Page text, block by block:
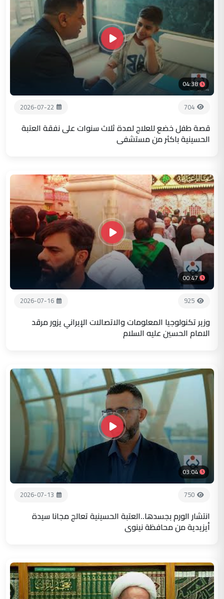
04:38
704
2026-07-22
قصة طفل خضع للعلاج لمدة ثلاث سنوات على نفقة العتبة
الحسينية باكثر من مستشفى
00:47
925
2026-07-16
وزير تكنولوجيا المعلومات والاتصالات الإيراني يزور مرقد
الامام الحسين عليه السلام
03:04
750
2026-07-13
انتشار الورم بجسدها..العتبة الحسينية تعالج مجانا سيدة
أيزيدية من محافظة نينوى